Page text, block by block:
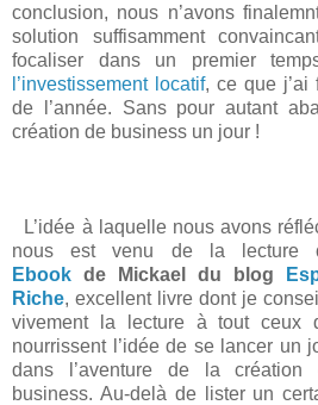
conclusion, nous n’avons
solution suffisamment
focaliser dans un premier
l’investissement locatif, ce que j’ai
de l’année. Sans pour autant
création de business un jour !
L’idée à laquelle nous avons
nous est venu de la lecture
Ebook de Mickael du blog
Riche, excellent livre dont je
vivement la lecture à tout ceux
nourrissent l’idée de se lancer un
dans l’aventure de la création
business. Au-delà de lister un